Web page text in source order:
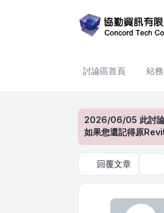
討論區首頁 站
2026/06/05 此討論
如果您還記得原
回覆文章